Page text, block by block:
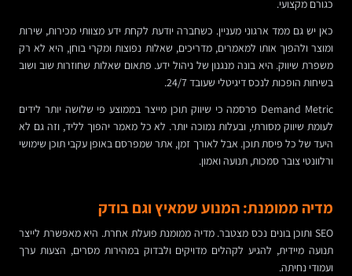
כגורם מקצועי.
כאן יש גם ממד ארגוני מעניין. כשחברה יודעת לקחת ידע מצוותי מכירות, שירות
ומוצר ולהפוך אותו למאמרים, מדריכים, שאלות נפוצות ומקרי בוחן, היא לא רק
משפרת שיווק. היא בונה מנגנון של ניהול ידע. פתאום שאלות שחוזרות שוב ושוב
בשיחות הופכות לנכס דיגיטלי שעובד 24/7.
Demand Metric פרסמה כי שיווק תוכן מייצר בממוצע פי שלושה יותר לידים
לעומת שיווק מסורתי, ובעלות נמוכה יותר. לא כל מאמר יהפוך לליד, וזה גם לא
היעד של כל פיסת תוכן. אבל לאורך זמן, אתר שמפרסם באופן עקבי תוכן שימושי
ורלוונטי צובר סמכות, תנועה ואמון.
מדיה ממומנת: המנוע שמאיץ וגם בודק
SEO ותוכן בונים נכס מצטבר. מדיה ממומנת פועלת אחרת. היא מאפשרת לייצר
תנועה מיידית, להגיע לקהלים מדויקים ולבדוק במהירות מסרים, הצעות ערך
ועמודי נחיתה.